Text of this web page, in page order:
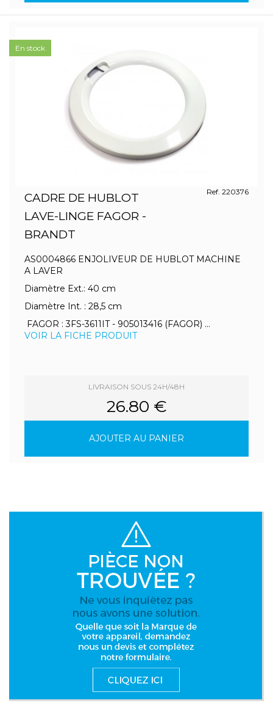
CADRE DE HUBLOT
LAVE-LINGE FAGOR -
BRANDT
Ref. 220376
AS0004866 ENJOLIVEUR DE HUBLOT MACHINE
A LAVER
Diamètre Ext.: 40 cm
Diamètre Int. : 28,5 cm
FAGOR : 3FS-3611IT - 905013416 (FAGOR) ...
VOIR LA FICHE PRODUIT
LIVRAISON SOUS 24H/48H
26.80 €
AJOUTER AU PANIER
En stock